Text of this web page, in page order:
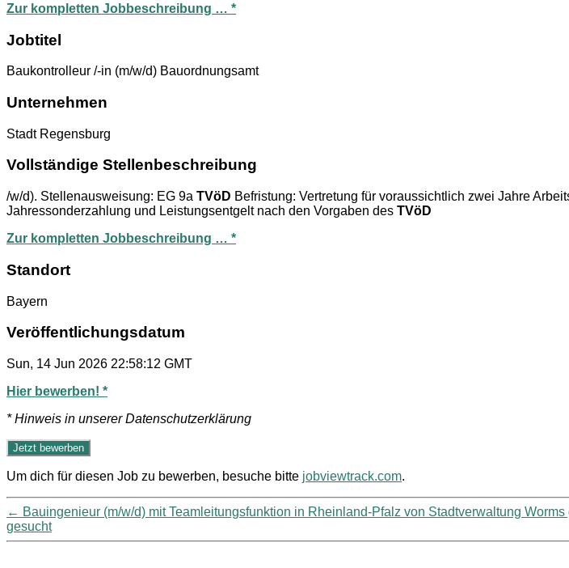
Zur kompletten Jobbeschreibung … *
Jobtitel
Baukontrolleur /-in (m/w/d) Bauordnungsamt
Unternehmen
Stadt Regensburg
Vollständige Stellenbeschreibung
/w/d). Stellenausweisung: EG 9a TVöD Befristung: Vertretung für voraussichtlich zwei Jahre
Jahressonderzahlung und Leistungsentgelt nach den Vorgaben des TVöD
Zur kompletten Jobbeschreibung … *
Standort
Bayern
Veröffentlichungsdatum
Sun, 14 Jun 2026 22:58:12 GMT
Hier bewerben! *
* Hinweis in unserer Datenschutzerklärung
Um dich für diesen Job zu bewerben, besuche bitte jobviewtrack.com.
← Bauingenieur (m/w/d) mit Teamleitungsfunktion in Rheinland-Pfalz von Stadtverwaltung Worms
gesucht